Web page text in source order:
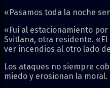
«Pasamos toda la noche
«Fui al estacionamiento
Svitlana, otra residente.
ver incendios al otro lado
Los ataques no siempre
miedo y erosionan la moral.